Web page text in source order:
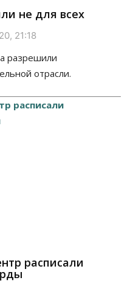
не для всех
21:18
разрешили
отрасли.
расписали